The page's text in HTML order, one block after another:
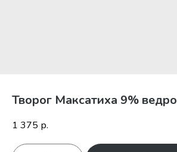
Творог Максатиха 9%
1 375 р.